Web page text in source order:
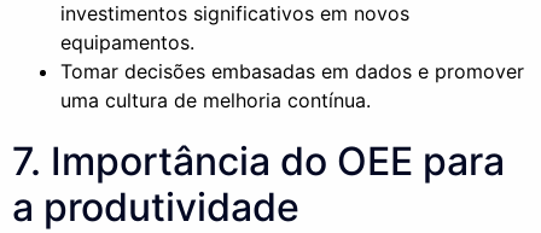
investimentos significativos em novos
equipamentos.
Tomar decisões embasadas em dados e promover
uma cultura de melhoria contínua.
7. Importância do OEE para
a produtividade